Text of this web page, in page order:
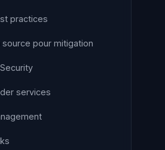
practices
pour mitigation
Security
services